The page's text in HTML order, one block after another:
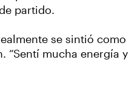
partido.
se sintió
“Sentí mucha energía